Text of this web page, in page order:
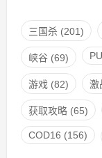
三国杀(201)
峡谷(69)
游戏(82) 激
获取攻略(65)
COD16 (156)